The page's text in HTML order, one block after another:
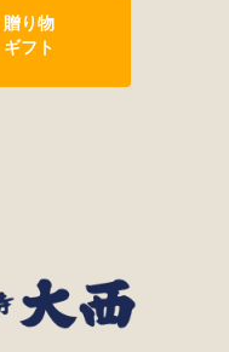
贈り物
ギフト